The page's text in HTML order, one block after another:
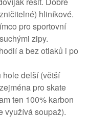
hliníkové.
pro sportovní
zipy.
a bez otlaků i po
hole delší (větší
pro skate
ten 100% karbon
využívá soupaž).